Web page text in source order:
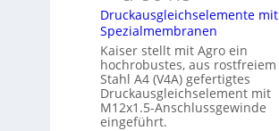
Druckausgleichselemente mit
Spezialmembranen
Kaiser stellt mit Agro ein
hochrobustes, aus rostfreiem
Stahl A4 (V4A) gefertigtes
Druckausgleichselement mit
M12x1.5-Anschlussgewinde
eingeführt.